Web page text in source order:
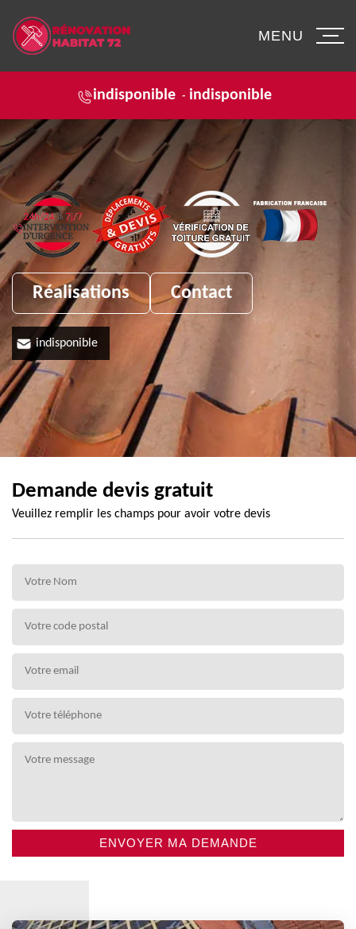
indisponible - indisponible
MENU
Réalisations Contact
indisponible
Demande devis gratuit
Veuillez remplir les champs pour avoir votre devis